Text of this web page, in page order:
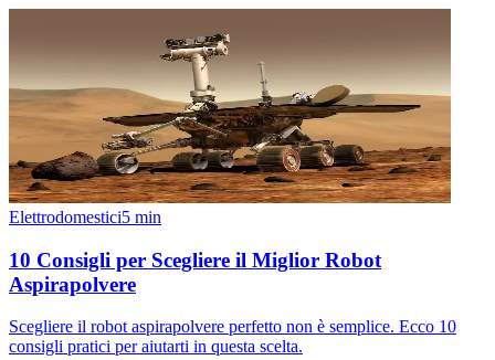
Elettrodomestici5 min
10 Consigli per Scegliere il Miglior Robot
Aspirapolvere
Scegliere il robot aspirapolvere perfetto non è semplice. Ecco 10
consigli pratici per aiutarti in questa scelta.